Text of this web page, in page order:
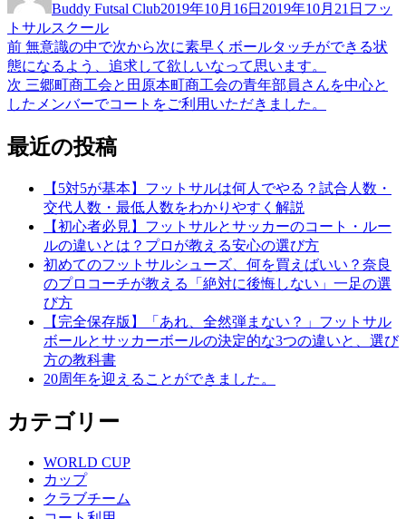
者
Buddy Futsal Club日:
2019年10月16日 2019年10月21日ゴ
ー
フッ
トサルスクール
投
稿
ナ
ビ
前 前
の
投
稿:
無意識の中で次から次に素早くボールタッチができる状
態になるよう、追求して欲しいなって思います。
次 次
の
稿:
三郷町商工会と田原本町商工会の青年部員さんを中心と
したメンバーでコートをご利用いただきました。
最近の投稿
【5対5が基本】フットサルは何人でやる？試合人数・
交代人数・最低人数をわかりやすく解説
【初心者必見】フットサルとサッカーのコート・ルー
ルの違いとは？プロが教える安心の選び方
初めてのフットサルシューズ、何を買えばいい？奈良
のプロコーチが教える「絶対に後悔しない」一足の選
び方
【完全保存版】「あれ、全然弾まない？」フットサル
ボールとサッカーボールの決定的な3つの違いと、選び
方の教科書
20周年を迎えることができました。
カテゴリー
WORLD CUP
カップ
クラブチーム